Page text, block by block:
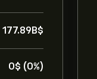
177.89B‎$‎
0‎$‎ (0%)